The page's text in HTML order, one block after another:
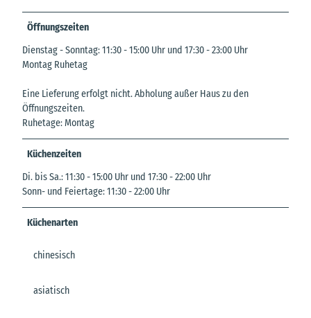
Öffnungszeiten
Dienstag - Sonntag: 11:30 - 15:00 Uhr und 17:30 - 23:00 Uhr
Montag Ruhetag
Eine Lieferung erfolgt nicht. Abholung außer Haus zu den
Öffnungszeiten.
Ruhetage: Montag
Küchenzeiten
Di. bis Sa.: 11:30 - 15:00 Uhr und 17:30 - 22:00 Uhr
Sonn- und Feiertage: 11:30 - 22:00 Uhr
Küchenarten
chinesisch
asiatisch